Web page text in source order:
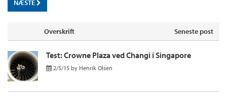
NÆSTE
Overskrift Seneste post
Test: Crowne Plaza ved Changi i Singapore
2/5/15 by Henrik Olsen